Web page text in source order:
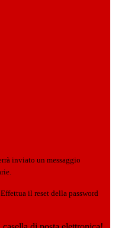
inviato un messaggio
il reset della password